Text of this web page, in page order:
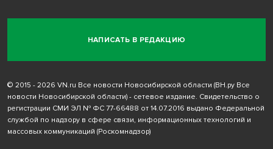
НАПИСАТЬ В РЕДАКЦИЮ
© 2015 - 2026 VN.ru Все новости Новосибирской области (ВН.ру Все
новости Новосибирской области) - сетевое издание. Свидетельство о
регистрации СМИ ЭЛ № ФС 77-66488 от 14.07.2016 выдано Федеральной
службой по надзору в сфере связи, информационных технологий и
массовых коммуникаций (Роскомнадзор)